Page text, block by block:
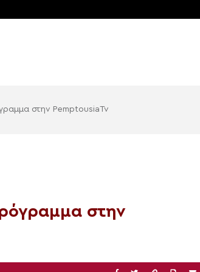
στην PemptousiaTv
στην